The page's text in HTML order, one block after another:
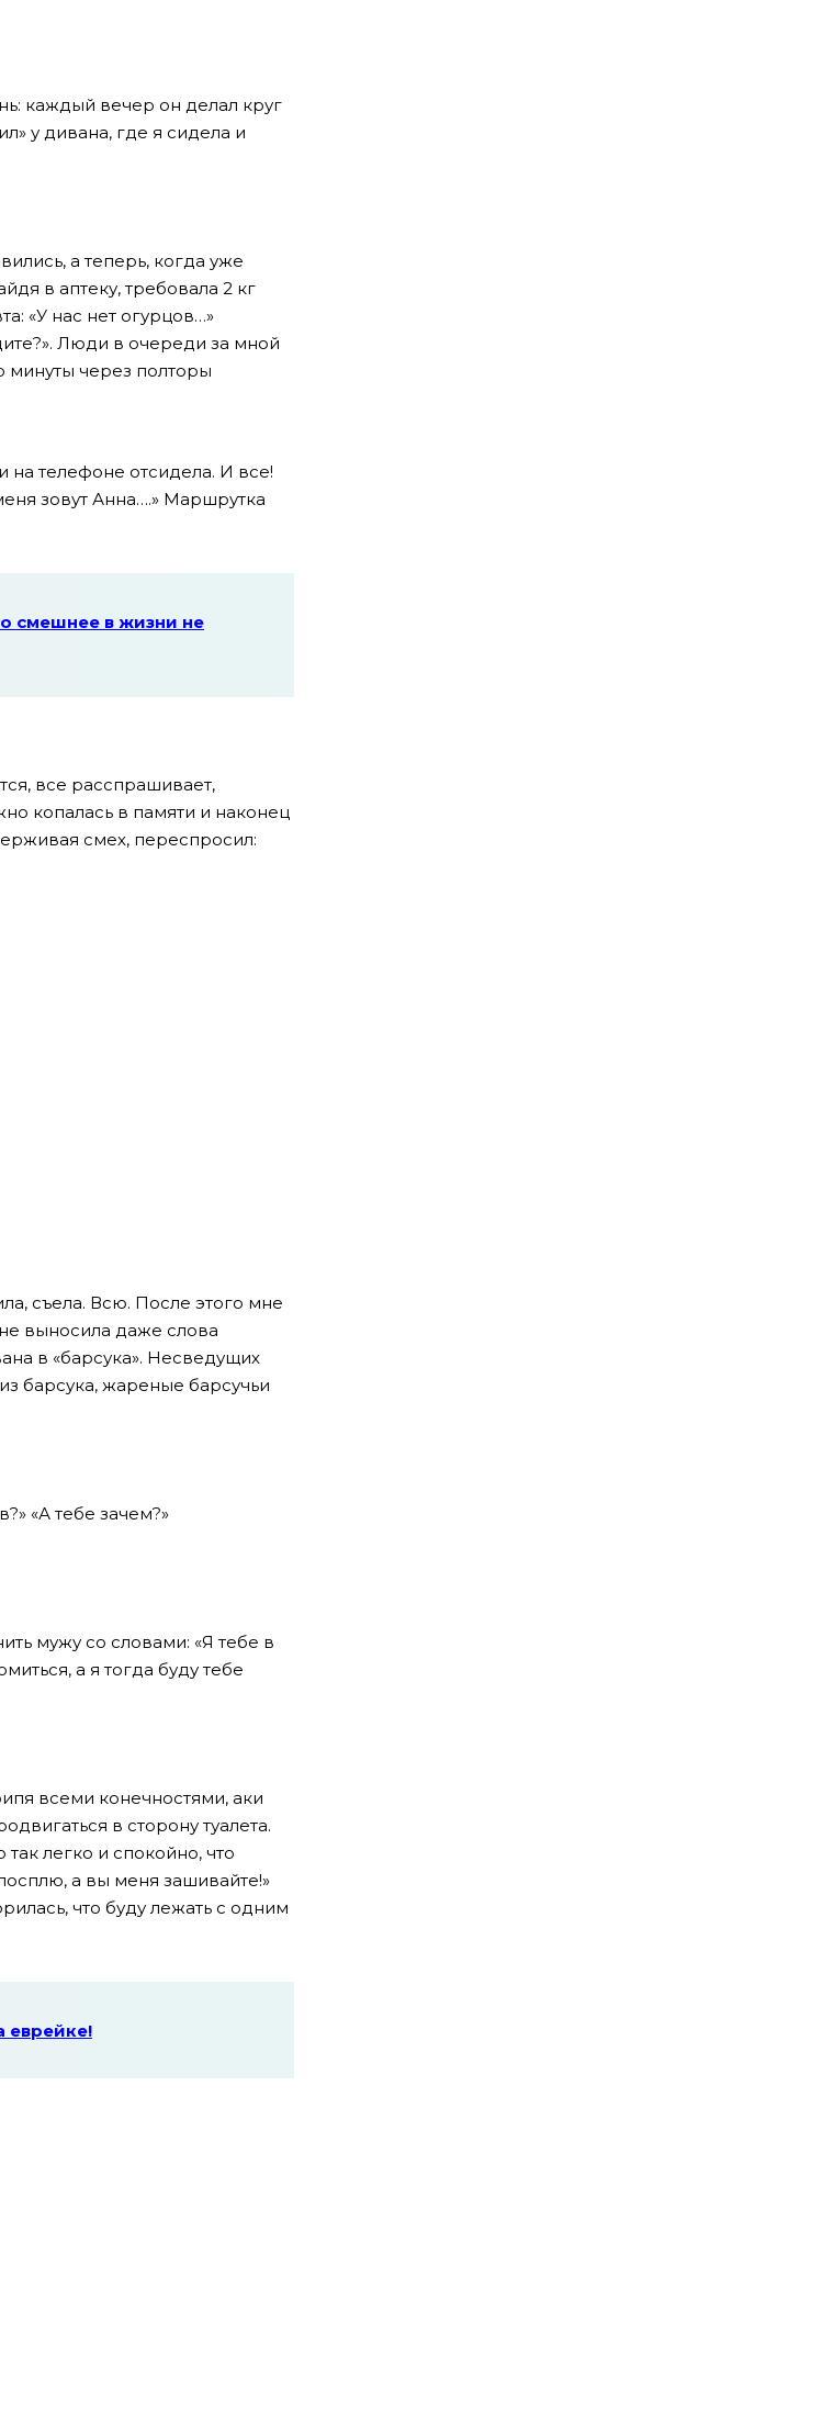
каждый вечер он делал круг
у дивана, где я сидела и
а теперь, когда уже
в аптеку, требовала 2 кг
«У нас нет огурцов…»
Люди в очереди за мной
минуты через полторы
на телефоне отсидела. И все!
зовут Анна….» Маршрутка
смешнее в жизни не
все расспрашивает,
копалась в памяти и наконец
смех, переспросил:
съела. Всю. После этого мне
выносила даже слова
в «барсука». Несведущих
барсука, жареные барсучьи
«А тебе зачем?»
мужу со словами: «Я тебе в
а я тогда буду тебе
всеми конечностями, аки
в сторону туалета.
легко и спокойно, что
а вы меня зашивайте!»
что буду лежать с одним
еврейке!